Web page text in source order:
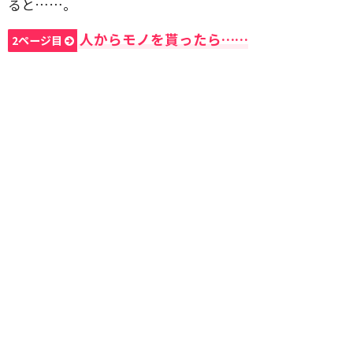
ると……。
2ページ目 人からモノを貰ったら……